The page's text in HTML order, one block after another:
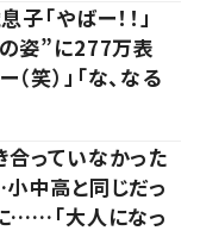
「やばー！！」
姿”に277万表
笑）」「な、なる
合っていなかった
中高と同じだっ
……「大人になっ